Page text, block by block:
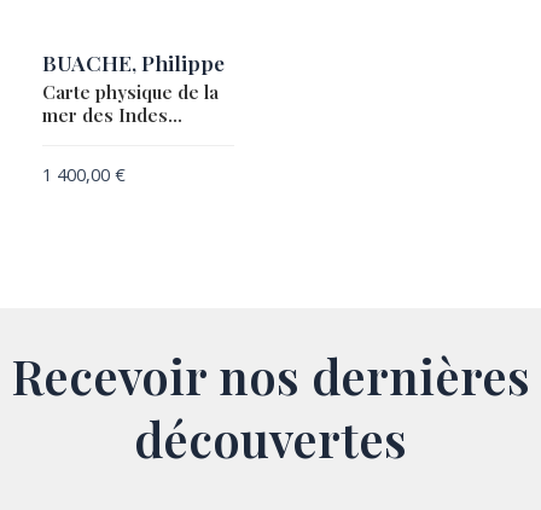
BUACHE, Philippe
Carte physique de la
mer des Indes…
1 400,00 €
Recevoir nos dernières
découvertes